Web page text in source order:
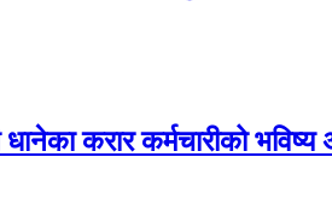
करार कर्मचारीको